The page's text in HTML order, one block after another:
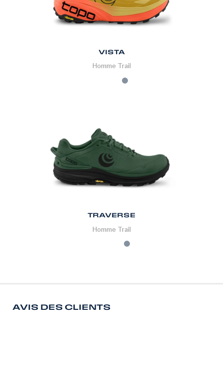
VISTA
Homme Trail
TRAVERSE
Homme Trail
AVIS DES CLIENTS